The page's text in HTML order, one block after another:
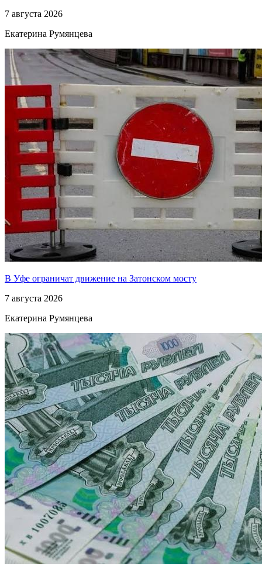
7 августа 2026
Екатерина Румянцева
В Уфе ограничат движение на Затонском мосту
7 августа 2026
Екатерина Румянцева